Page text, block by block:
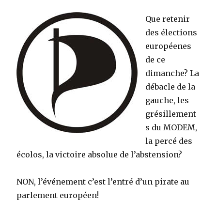
Que retenir
des élections
européenes
de ce
dimanche? La
débacle de la
gauche, les
grésillement
s du MODEM,
la percé des
écolos, la victoire absolue de l’abstension?
NON, l’événement c’est l’entré d’un pirate au
parlement européen!